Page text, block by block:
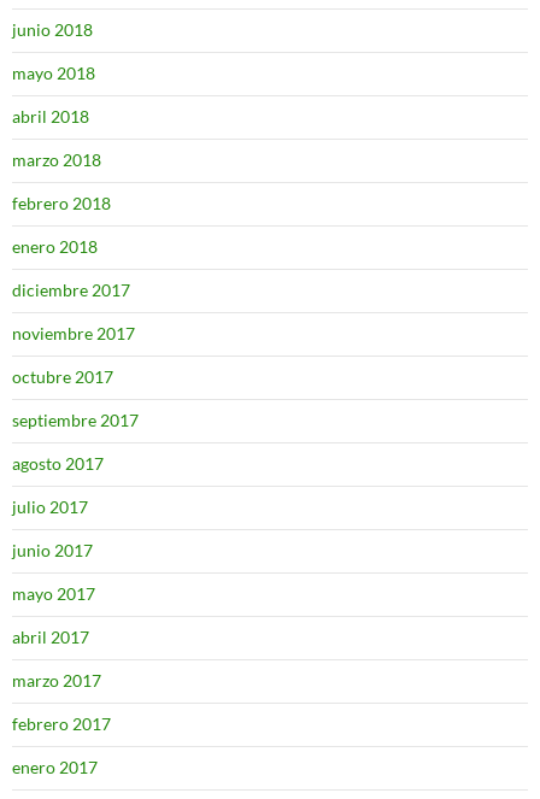
junio 2018
mayo 2018
abril 2018
marzo 2018
febrero 2018
enero 2018
diciembre 2017
noviembre 2017
octubre 2017
septiembre 2017
agosto 2017
julio 2017
junio 2017
mayo 2017
abril 2017
marzo 2017
febrero 2017
enero 2017